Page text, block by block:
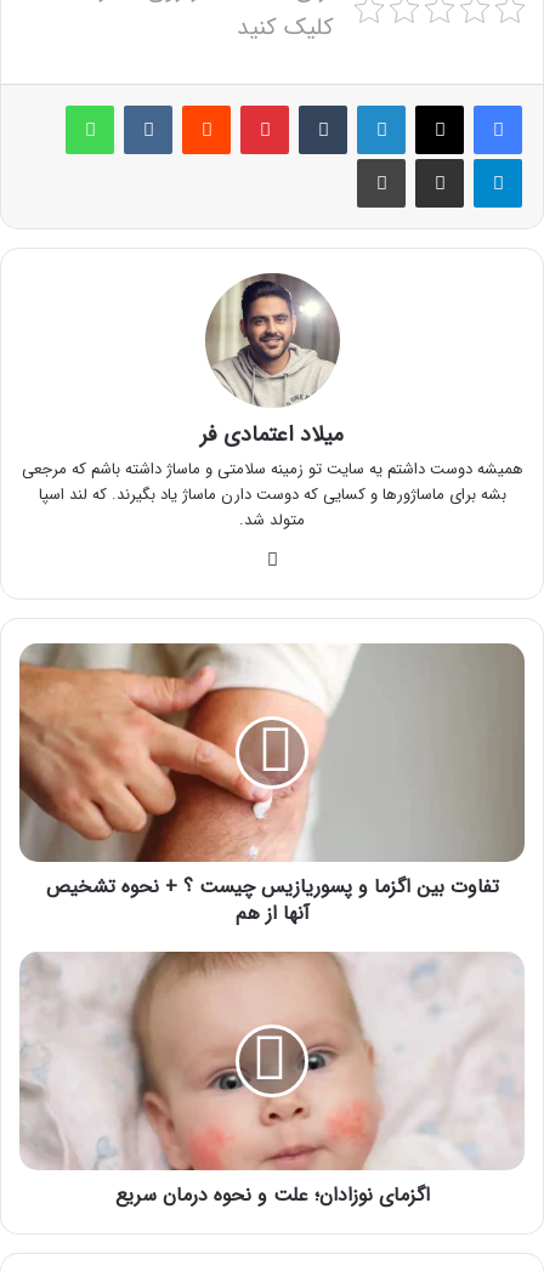
کلیک کنید
لینکدین ‫تامبلر پینترست‫رددیت ‫VKontakteواتس آپ
تلگرام اشتراک گذاری از طریق ایمیل چاپ
میلاد اعتمادی فر
همیشه دوست داشتم یه سایت تو زمینه سلامتی و ماساژ داشته باشم که مرجعی
بشه برای ماساژورها و کسایی که دوست دارن ماساژ یاد بگیرند. که لند اسپا
متولد شد.
تفاوت
نحوه
تشخیص
هم
تفاوت بین اگزما و پسوریازیس چیست ؟ + نحوه تشخیص
آنها از هم
اگزمای
اگزمای نوزادان؛ علت و نحوه درمان سریع